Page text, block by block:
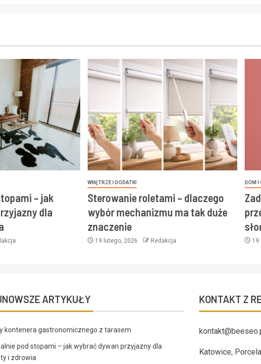
– jak
dla
WNĘTRZE I DODATKI
Sterowanie roletami – dlaczego
wybór mechanizmu ma tak duże
znaczenie
19 lutego, 2026 Redakcja
DOM I
19
ARTYKUŁY
kontenera gastronomicznego z tarasem
pod stopami – jak wybrać dywan przyjazny dla
i zdrowia
KONTAKT Z
Katowice,